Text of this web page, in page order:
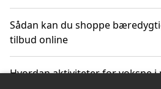
Sådan kan du shoppe
tilbud online
Hvordan aktiviteter for voksne